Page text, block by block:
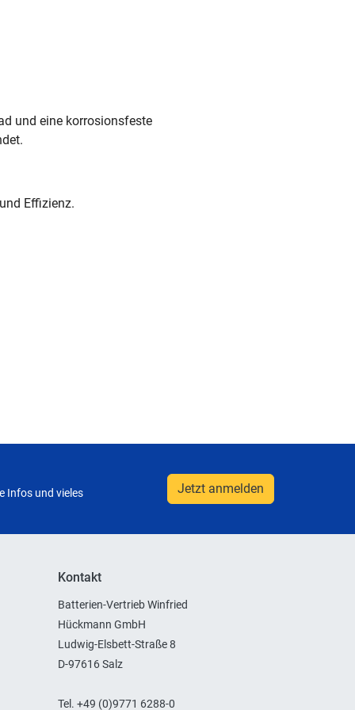
und eine korrosionsfeste
Effizienz.
Infos und vieles
Jetzt anmelden
Kontakt
Batterien-Vertrieb Winfried
Hückmann GmbH
Ludwig-Elsbett-Straße 8
D-97616 Salz
Tel. +49 (0)9771 6288-0